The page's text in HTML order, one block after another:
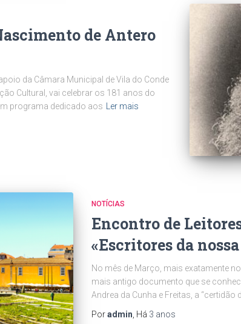
de Antero
da Câmara Municipal de Vila do Conde
Cultural, vai celebrar os 181 anos do
programa dedicado aos Ler mais
NOTÍCIAS
Encontro de
«Escritores da
No mês de Março, mais exatamente
mais antigo documento que se
Andrea da Cunha e Freitas, a “certidão
Poradmin, Há 3 anos